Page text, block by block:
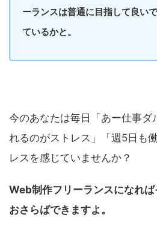
ーランスは普通に目指して良い
ているかと。
今のあなたは毎日「あー仕事ダ
れるのがストレス」「週5日も
レスを感じていませんか？
Web制作フリーランスになれ
おさらばできますよ。